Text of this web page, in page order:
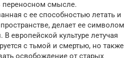
переносном смысле.
с ее способностью летать и
делает ее символом
европейской культуре летучая
с тьмой и смертью, но также
освобождение от старых